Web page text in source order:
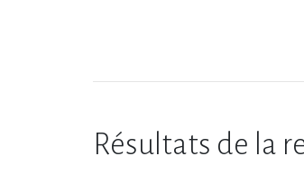
Résultats de la